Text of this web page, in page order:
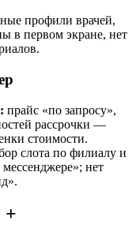
профили врачей,
в первом экране, нет
прайс «по запросу»,
рассрочки —
стоимости.
слота по филиалу и
нет
+